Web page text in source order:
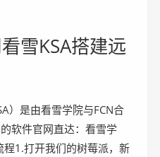
雪KSA搭建远
）是由看雪学院与FCN合
软件官网直达：看雪学
1.打开我们的树莓派，新